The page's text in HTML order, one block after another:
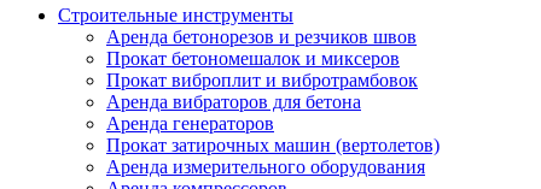
Строительные инструменты
Аренда бетонорезов и резчиков швов
Прокат бетономешалок и миксеров
Прокат виброплит и вибротрамбовок
Аренда вибраторов для бетона
Аренда генераторов
Прокат затирочных машин (вертолетов)
Аренда измерительного оборудования